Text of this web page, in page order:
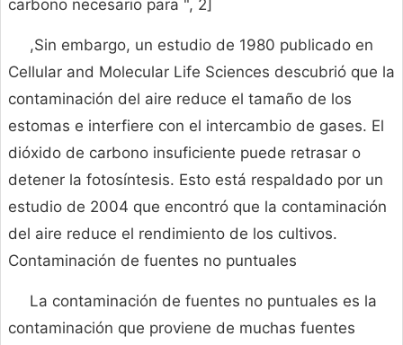
carbono necesario para ", 2]
,Sin embargo, un estudio de 1980 publicado en
Cellular and Molecular Life Sciences descubrió que la
contaminación del aire reduce el tamaño de los
estomas e interfiere con el intercambio de gases. El
dióxido de carbono insuficiente puede retrasar o
detener la fotosíntesis. Esto está respaldado por un
estudio de 2004 que encontró que la contaminación
del aire reduce el rendimiento de los cultivos.
Contaminación de fuentes no puntuales
La contaminación de fuentes no puntuales es la
contaminación que proviene de muchas fuentes